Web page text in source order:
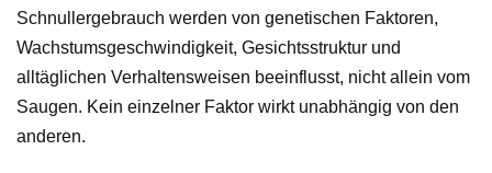
Schnullergebrauch werden von genetischen Faktoren,
Wachstumsgeschwindigkeit, Gesichtsstruktur und
alltäglichen Verhaltensweisen beeinflusst, nicht allein vom
Saugen. Kein einzelner Faktor wirkt unabhängig von den
anderen.